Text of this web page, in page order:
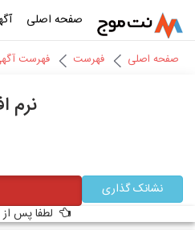
صفحه اصلی
صفحه اصلی فهرست فهرست
نرم
نشانک گذاری
لطفا پس